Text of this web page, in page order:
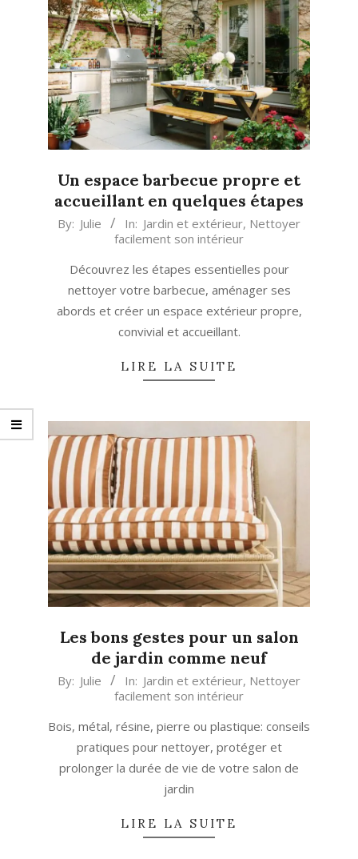
Un espace barbecue propre et
accueillant en quelques étapes
2026-
By: Julie In: Jardin et extérieur, Nettoyer
facilement son intérieur
Découvrez les étapes essentielles pour
nettoyer votre barbecue, aménager ses
abords et créer un espace extérieur propre,
convivial et accueillant.
LIRE LA SUITE
Les bons gestes pour un salon
de jardin comme neuf
2026-
28
By: Julie In: Jardin et extérieur, Nettoyer
facilement son intérieur
Bois, métal, résine, pierre ou plastique: conseils
pratiques pour nettoyer, protéger et
prolonger la durée de vie de votre salon de
jardin
LIRE LA SUITE